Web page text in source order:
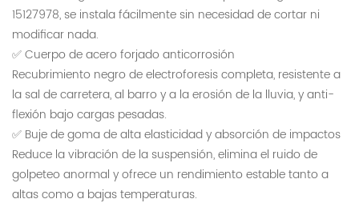
15127978, se instala fácilmente sin necesidad de cortar ni
modificar nada.
✅ Cuerpo de acero forjado anticorrosión
Recubrimiento negro de electroforesis completa, resistente a
la sal de carretera, al barro y a la erosión de la lluvia, y anti-
flexión bajo cargas pesadas.
✅ Buje de goma de alta elasticidad y absorción de impactos
Reduce la vibración de la suspensión, elimina el ruido de
golpeteo anormal y ofrece un rendimiento estable tanto a
altas como a bajas temperaturas.